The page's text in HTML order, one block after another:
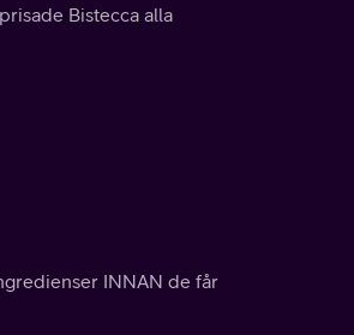
Bistecca alla
INNAN de får